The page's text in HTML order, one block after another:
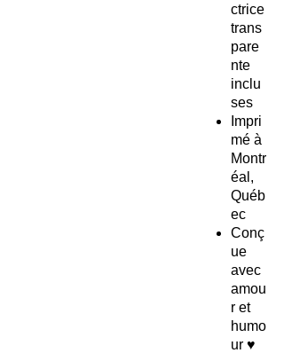
ctrice
trans
pare
nte
inclu
ses
Impri
mé à
Montr
éal,
Québ
ec
Conç
ue
avec
amou
r et
humo
ur ♥